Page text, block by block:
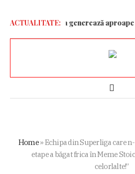
ACTUALITATE:
Germania generează aproape un
Home»Echipa din Superliga care
etape a băgat frica în Meme
celorlalte!”